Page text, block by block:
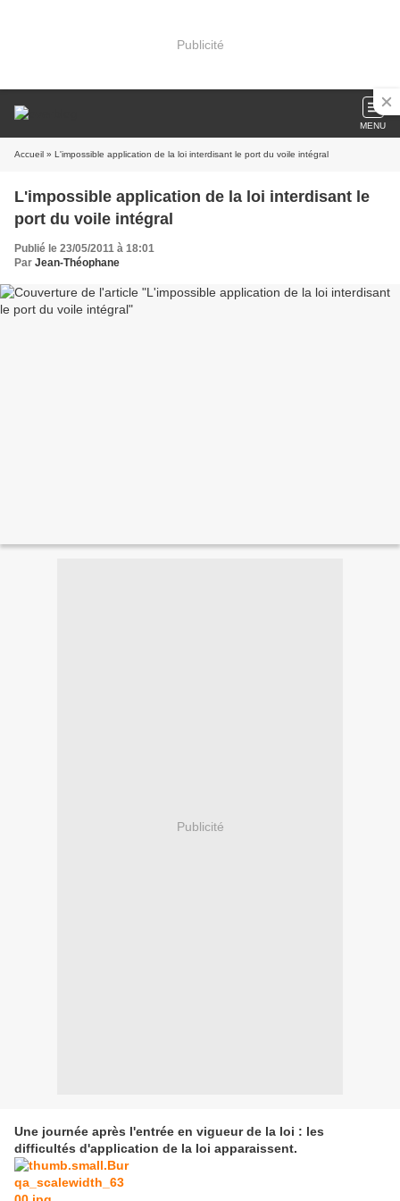
Publicité
MENU
Accueil » L'impossible application de la loi interdisant le port du voile intégral
L'impossible application de la loi interdisant le
port du voile intégral
Publié le 23/05/2011 à 18:01
Par Jean-Théophane
Publicité
Une journée après l'entrée en vigueur de la loi : les
difficultés d'application de la loi apparaissent.